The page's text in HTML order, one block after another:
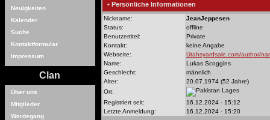
Neuigkeiten
Kalender
Suche
Kontaktformular
Impressum
Clan
Über uns
Mitglieder
Werdegang
• Persönliche Informationen
Nickname:
JeanJeppesen
Status:
offline
Benutzertitel:
Private
Kontakt:
keine Angabe
Webseite:
Utahsyardsale.com/author/
Name:
Lukas Scoggins
Geschlecht:
männlich
Alter:
20.07.1974 (52 Jahre)
Ort:
Lages
Registriert seit:
16.12.2024 - 15:12
Letzte Anmeldung:
16.12.2024 - 15:20